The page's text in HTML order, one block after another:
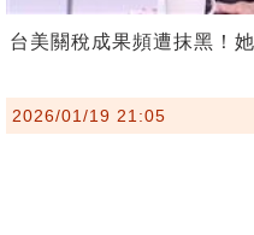
台美關稅成果頻遭抹黑！
2026/01/19 21:05